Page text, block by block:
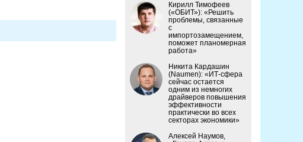
Кирилл Тимофеев
(«ОБИТ»): «Решить
проблемы, связанные
с
импортозамещением,
поможет планомерная
работа»
Никита Кардашин
(Naumen): «ИТ-сфера
сейчас остается
одним из немногих
драйверов повышения
эффективности
практически во всех
секторах экономики»
Алексей Наумов,